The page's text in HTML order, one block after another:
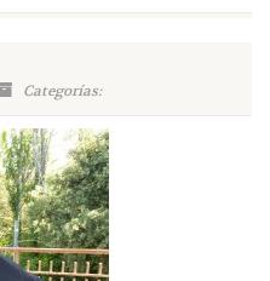
Categorías: